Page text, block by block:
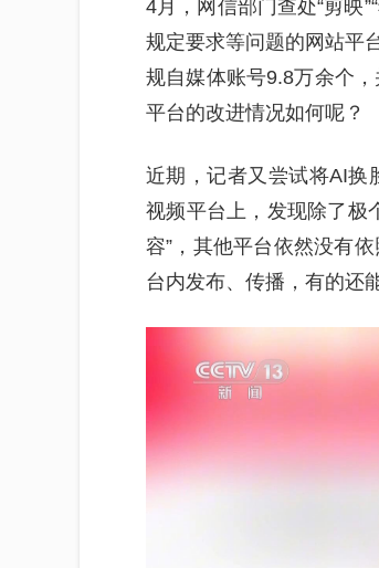
4月，网信部门查处“剪映
规定要求等问题的网站平
规自媒体账号9.8万余个
平台的改进情况如何呢？
近期，记者又尝试将AI换
视频平台上，发现除了极
容”，其他平台依然没有
台内发布、传播，有的还